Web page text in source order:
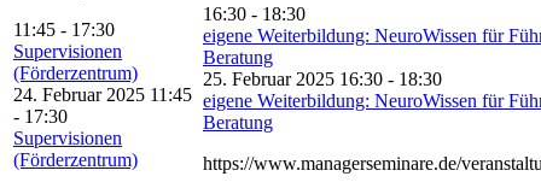
11:45 - 17:30
Supervisionen
(Förderzentrum)
24. Februar 2025 11:45
- 17:30
Supervisionen
(Förderzentrum)
16:30 - 18:30
eigene Weiterbildung: NeuroWissen für
Beratung
25. Februar 2025 16:30 - 18:30
eigene Weiterbildung: NeuroWissen für
Beratung
https://www.managerseminare.de/